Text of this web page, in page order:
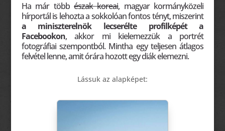
Ha már több észak koreai, magyar kormányközeli
hírportál is lehozta a sokkolóan fontos tényt, miszerint
a miniszterelnök lecserélte profilképét a
Facebookon, akkor mi kielemezzük a portrét
fotográfiai szempontból. Mintha egy teljesenátlagos
felvétel lenne, amit órára hozott egy diák elemezni.
Lássuk az alapképet: